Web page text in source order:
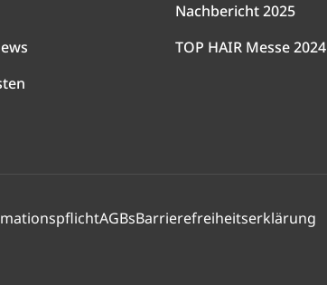
Nachbericht 2025
TOP HAIR Messe 2024
AGBsBarrierefreiheitserklärung